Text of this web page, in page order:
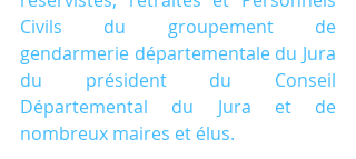
Civils du groupement de
gendarmerie départementale du Jura
du président du Conseil
Départemental du Jura et de
nombreux maires et élus.